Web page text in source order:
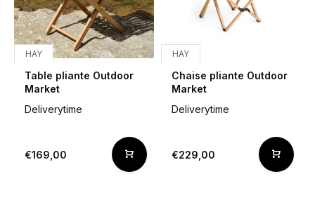
HAY
Table pliante Outdoor
Market
Deliverytime
€169,00
HAY
Chaise pliante Outdoor
Market
Deliverytime
€229,00